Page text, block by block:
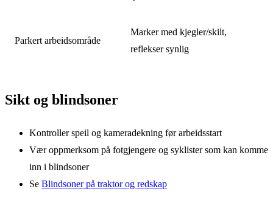
Parkert arbeidsområde
Marker med kjegler/skilt,
reflekser synlig
Sikt og blindsoner
Kontroller speil og kameradekning før arbeidsstart
Vær oppmerksom på fotgjengere og syklister som kan komme
inn i blindsoner
Se Blindsoner på traktor og redskap